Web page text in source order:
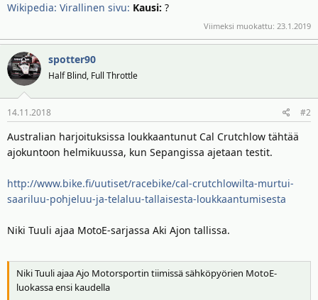
Wikipedia: Virallinen sivu: Kausi: ?
Viimeksi muokattu: 23.1.2019
spotter90
Half Blind, Full Throttle
14.11.2018 #2
Australian harjoituksissa loukkaantunut Cal Crutchlow tähtää
ajokuntoon helmikuussa, kun Sepangissa ajetaan testit.
http://www.bike.fi/uutiset/racebike/cal-crutchlowilta-murtui-
saariluu-pohjeluu-ja-telaluu-tallaisesta-loukkaantumisesta
Niki Tuuli ajaa MotoE-sarjassa Aki Ajon tallissa.
Niki Tuuli ajaa Ajo Motorsportin tiimissä sähköpyörien MotoE-
luokassa ensi kaudella